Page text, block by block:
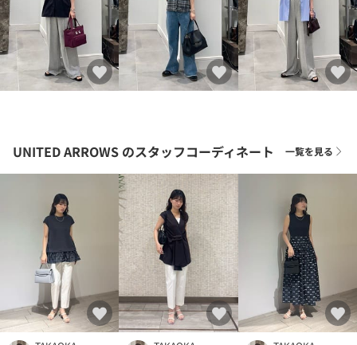
UNITED ARROWS のスタッフコーディネート 一覧を見る